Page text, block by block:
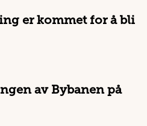
er kommet for å bli
av Bybanen på